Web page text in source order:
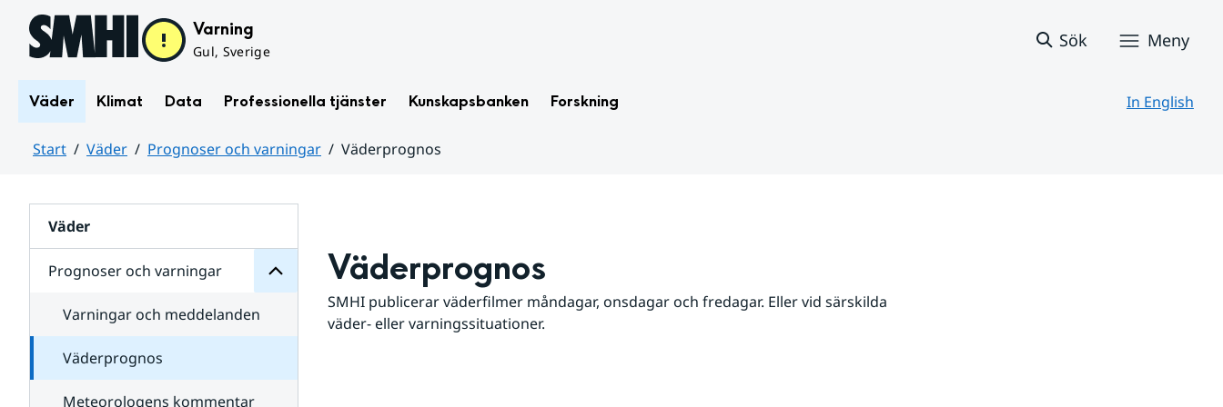
Hoppa till sidans innehåll Varning
Gul, Sverige
Sök Meny
Väder Klimat Data Professionella tjänster Kunskapsbanken Forskning In English
Start Väder Prognoser och varningar
Väderprognos
Väder
Prognoser och varningar
för
varningar
Varningar och meddelanden
Väderprognos
Meteorologens kommentar
Väderprognos
SMHI publicerar väderfilmer måndagar, onsdagar och fredagar. Eller vid särskilda
väder- eller varningssituationer.